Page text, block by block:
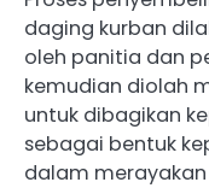
daging kurban
oleh panitia dan
kemudian diolah
untuk dibagikan
sebagai bentuk
dalam